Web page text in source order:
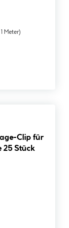
Meter)
25 Stück